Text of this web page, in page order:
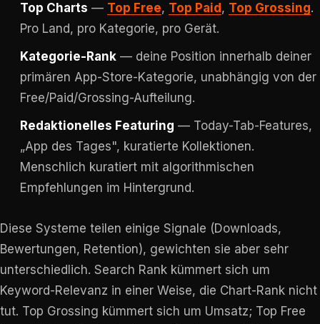
Top Charts — Top Free, Top Paid , Top Grossing.
Pro Land, pro Kategorie, pro Gerät.
Kategorie-Rank — deine Position innerhalb deiner
primären App-Store-Kategorie, unabhängig von der
Free/Paid/Grossing-Aufteilung.
Redaktionelles Featuring — Today-Tab-Features,
„App des Tages", kuratierte Kollektionen.
Menschlich kuratiert mit algorithmischen
Empfehlungen im Hintergrund.
Diese Systeme teilen einige Signale (Downloads,
Bewertungen, Retention), gewichten sie aber sehr
unterschiedlich. Search Rank kümmert sich um
Keyword-Relevanz in einer Weise, die Chart-Rank nicht
tut. Top Grossing kümmert sich um Umsatz; Top Free